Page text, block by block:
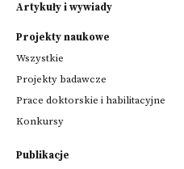
Artykuły i wywiady
Projekty naukowe
Wszystkie
Projekty badawcze
Prace doktorskie i habilitacyjne
Konkursy
Publikacje